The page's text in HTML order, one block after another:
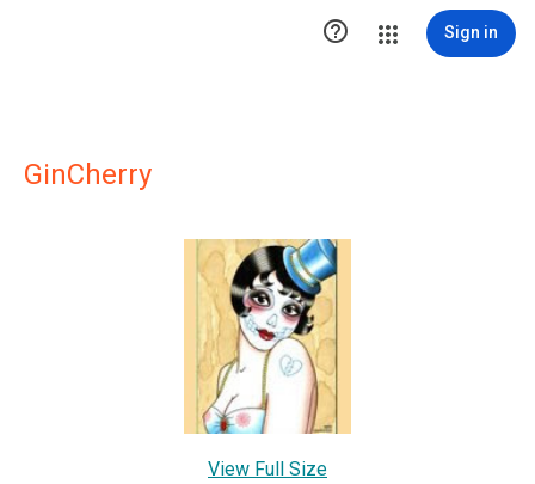
 Sign in
GinCherry
View Full Size